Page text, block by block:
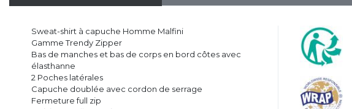
Sweat-shirt à capuche Homme Malfini
Gamme Trendy Zipper
Bas de manches et bas de corps en bord côtes avec
élasthanne
2 Poches latérales
Capuche doublée avec cordon de serrage
Fermeture full zip